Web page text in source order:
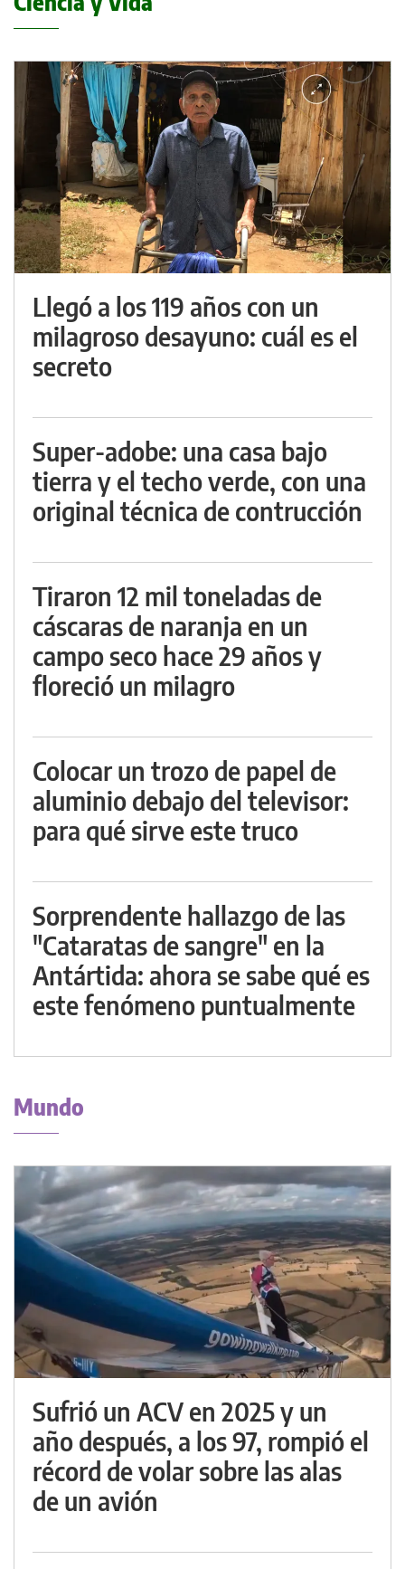
Llegó a los 119 años con un
milagroso desayuno: cuál es el
secreto
Super-adobe: una casa bajo
tierra y el techo verde, con una
original técnica de contrucción
Tiraron 12 mil toneladas de
cáscaras de naranja en un
campo seco hace 29 años y
floreció un milagro
Colocar un trozo de papel de
aluminio debajo del televisor:
para qué sirve este truco
Sorprendente hallazgo de las
"Cataratas de sangre" en la
Antártida: ahora se sabe qué es
este fenómeno puntualmente
Mundo
Sufrió un ACV en 2025 y un
año después, a los 97, rompió el
récord de volar sobre las alas
de un avión